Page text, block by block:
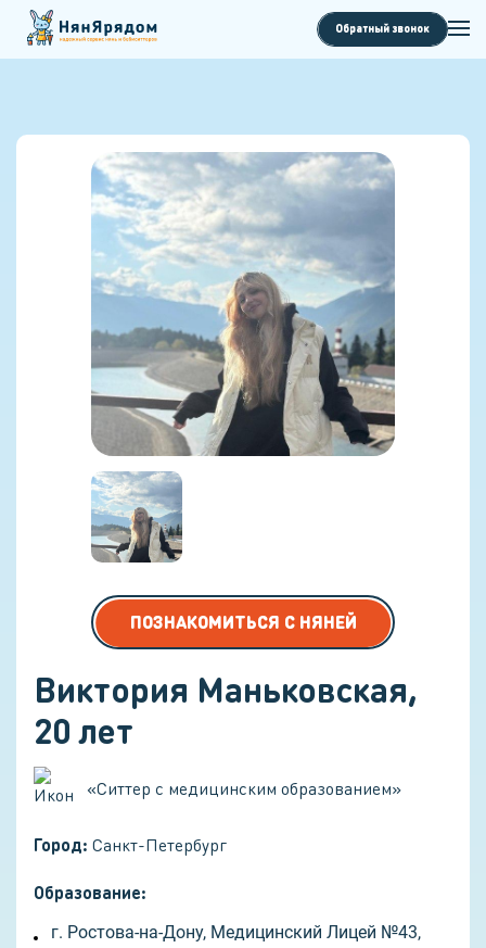
Обратный звонок
ПОЗНАКОМИТЬСЯ С НЯНЕЙ
Виктория Маньковская,
20лет
«Ситтер с медицинским образованием»
Город: Санкт-Петербург
Образование:
г. Ростова-на-Дону, Медицинский Лицей №43,